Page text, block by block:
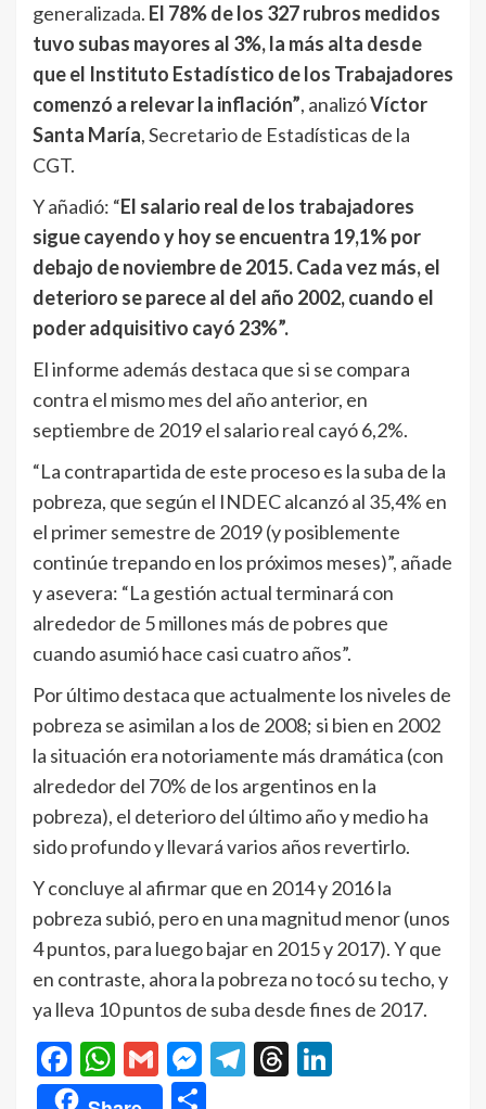
generalizada. El 78% de los 327 rubros medidos
tuvo subas mayores al 3%, la más alta desde
que el Instituto Estadístico de los Trabajadores
comenzó a relevar la inflación”, analizóVíctor
Santa María, Secretario de Estadísticas de la
CGT.
Y añadió: “El salario real de los trabajadores
sigue cayendo y hoy se encuentra 19,1% por
debajo de noviembre de 2015. Cada vez más, el
deterioro se parece al del año 2002, cuando el
poder adquisitivo cayó 23%”.
El informe además destaca que si se compara
contra el mismo mes del año anterior, en
septiembre de 2019 el salario real cayó 6,2%.
“La contrapartida de este proceso es la suba de la
pobreza, que según el INDEC alcanzó al 35,4% en
el primer semestre de 2019 (y posiblemente
continúe trepando en los próximos meses)”, añade
y asevera: “La gestión actual terminará con
alrededor de 5 millones más de pobres que
cuando asumió hace casi cuatro años”.
Por último destaca que actualmente los niveles de
pobreza se asimilan a los de 2008; si bien en 2002
la situación era notoriamente más dramática (con
alrededor del 70% de los argentinos en la
pobreza), el deterioro del último año y medio ha
sido profundo y llevará varios años revertirlo.
Y concluye al afirmar que en 2014 y 2016 la
pobreza subió, pero en una magnitud menor (unos
4 puntos, para luego bajar en 2015 y 2017). Y que
en contraste, ahora la pobreza no tocó su techo, y
ya lleva 10 puntos de suba desde fines de 2017.
Facebook
WhatsApp
GmailMessenger
Telegram
Threads